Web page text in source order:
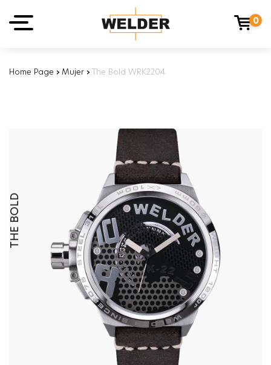
0
Home Page › Mujer › The Bold WRK2204
THE BOLD